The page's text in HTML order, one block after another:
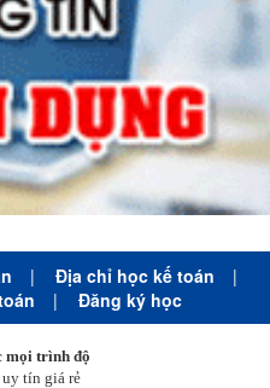
| Địa chỉ học kế toán
|
| Đăng ký học
mọi trình độ
tín giá rẻ